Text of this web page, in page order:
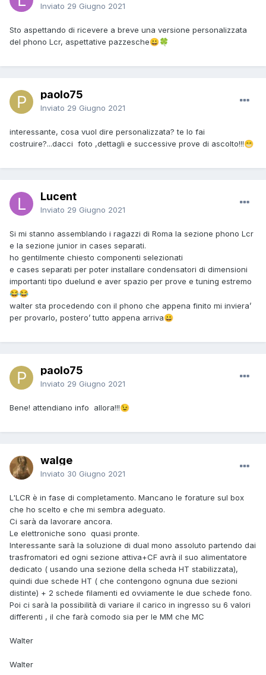
Inviato 29 Giugno 2021
Sto aspettando di ricevere a breve una versione personalizzata
del phono Lcr, aspettative pazzesche😀🍀
paolo75
Inviato 29 Giugno 2021
interessante, cosa vuol dire personalizzata? te lo fai
costruire?...dacci foto ,dettagli e successive prove di ascolto!!!😁
Lucent
Inviato 29 Giugno 2021
Si mi stanno assemblando i ragazzi di Roma la sezione phono Lcr
e la sezione junior in cases separati.
ho gentilmente chiesto componenti selezionati
e cases separati per poter installare condensatori di dimensioni
importanti tipo duelund e aver spazio per prove e tuning estremo
😂😂
walter sta procedendo con il phono che appena finito mi inviera’
per provarlo, postero’ tutto appena arriva😀
paolo75
Inviato 29 Giugno 2021
Bene! attendiano info allora!!!😉
walge
Inviato 30 Giugno 2021
L'LCR è in fase di completamento. Mancano le forature sul box
che ho scelto e che mi sembra adeguato.
Ci sarà da lavorare ancora.
Le elettroniche sono quasi pronte.
Interessante sarà la soluzione di dual mono assoluto partendo dai
trasfromatori ed ogni sezione attiva+CF avrà il suo alimentatore
dedicato ( usando una sezione della scheda HT stabilizzata),
quindi due schede HT ( che contengono ognuna due sezioni
distinte) + 2 schede filamenti ed ovviamente le due schede fono.
Poi ci sarà la possibilità di variare il carico in ingresso su 6 valori
differenti , il che farà comodo sia per le MM che MC
Walter
Walter